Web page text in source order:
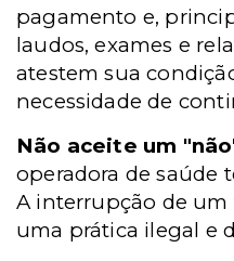
pagamento e,
laudos, exames e
atestem sua
necessidade de
Não aceite um
operadora de saúde
A interrupção de um
uma prática ilegal e